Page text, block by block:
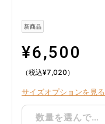
新商品
¥6,500
（税込¥7,020）
サイズオプションを見る
数量を選んでください